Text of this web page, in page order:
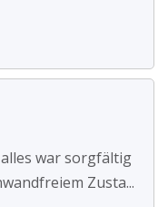
war sorgfältig
Zusta...